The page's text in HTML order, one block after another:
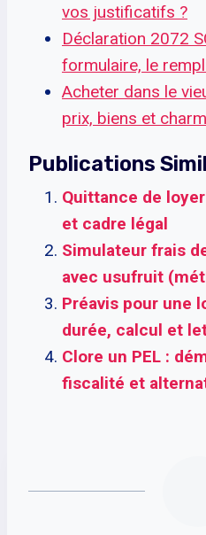
vos justificatifs ?
Déclaration 2072
formulaire, le
Acheter dans le
prix, biens et
Publications
Quittance de
et cadre légal
Simulateur frais
avec usufruit
Préavis pour une
durée, calcul et
Clore un PEL :
fiscalité et